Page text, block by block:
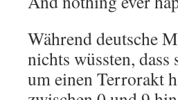
Während deutsche
nichts wüssten,
um einen Terrorakt